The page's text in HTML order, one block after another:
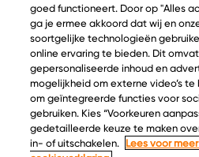
© Copyright
Inspiratie
Kaascatalogus
Recepten
Kaasplankjes
goed functioneert. Door op "Alles
ga je ermee akkoord dat wij en
soortgelijke technologieën
online ervaring te bieden. Dit
gepersonaliseerde inhoud en
mogelijkheid om externe video’s
om geïntegreerde functies voor
gebruiken. Kies “Voorkeuren
gedetailleerde keuze te maken
in- of uitschakelen.
Lees voor